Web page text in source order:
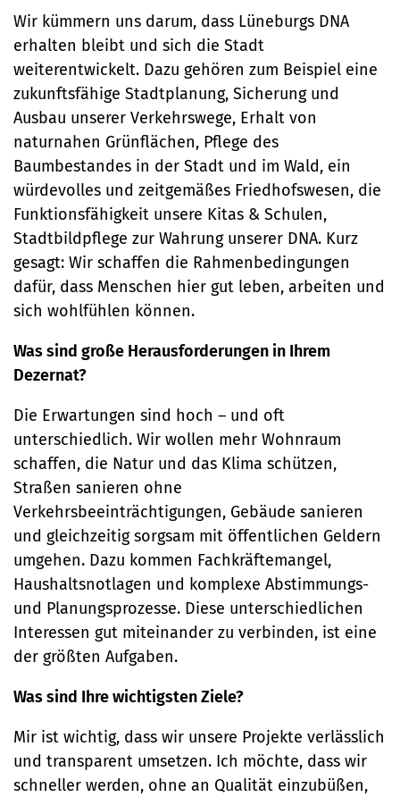
Wir kümmern uns darum, dass Lüneburgs DNA
erhalten bleibt und sich die Stadt
weiterentwickelt. Dazu gehören zum Beispiel eine
zukunftsfähige Stadtplanung, Sicherung und
Ausbau unserer Verkehrswege, Erhalt von
naturnahen Grünflächen, Pflege des
Baumbestandes in der Stadt und im Wald, ein
würdevolles und zeitgemäßes Friedhofswesen, die
Funktionsfähigkeit unsere Kitas & Schulen,
Stadtbildpflege zur Wahrung unserer DNA. Kurz
gesagt: Wir schaffen die Rahmenbedingungen
dafür, dass Menschen hier gut leben, arbeiten und
sich wohlfühlen können.
Was sind große Herausforderungen in Ihrem
Dezernat?
Die Erwartungen sind hoch – und oft
unterschiedlich. Wir wollen mehr Wohnraum
schaffen, die Natur und das Klima schützen,
Straßen sanieren ohne
Verkehrsbeeinträchtigungen, Gebäude sanieren
und gleichzeitig sorgsam mit öffentlichen Geldern
umgehen. Dazu kommen Fachkräftemangel,
Haushaltsnotlagen und komplexe Abstimmungs-
und Planungsprozesse. Diese unterschiedlichen
Interessen gut miteinander zu verbinden, ist eine
der größten Aufgaben.
Was sind Ihre wichtigsten Ziele?
Mir ist wichtig, dass wir unsere Projekte verlässlich
und transparent umsetzen. Ich möchte, dass wir
schneller werden, ohne an Qualität einzubüßen,